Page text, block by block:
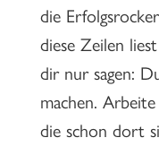
die
diese Zeilen
dir nur sagen:
machen.
die schon dort